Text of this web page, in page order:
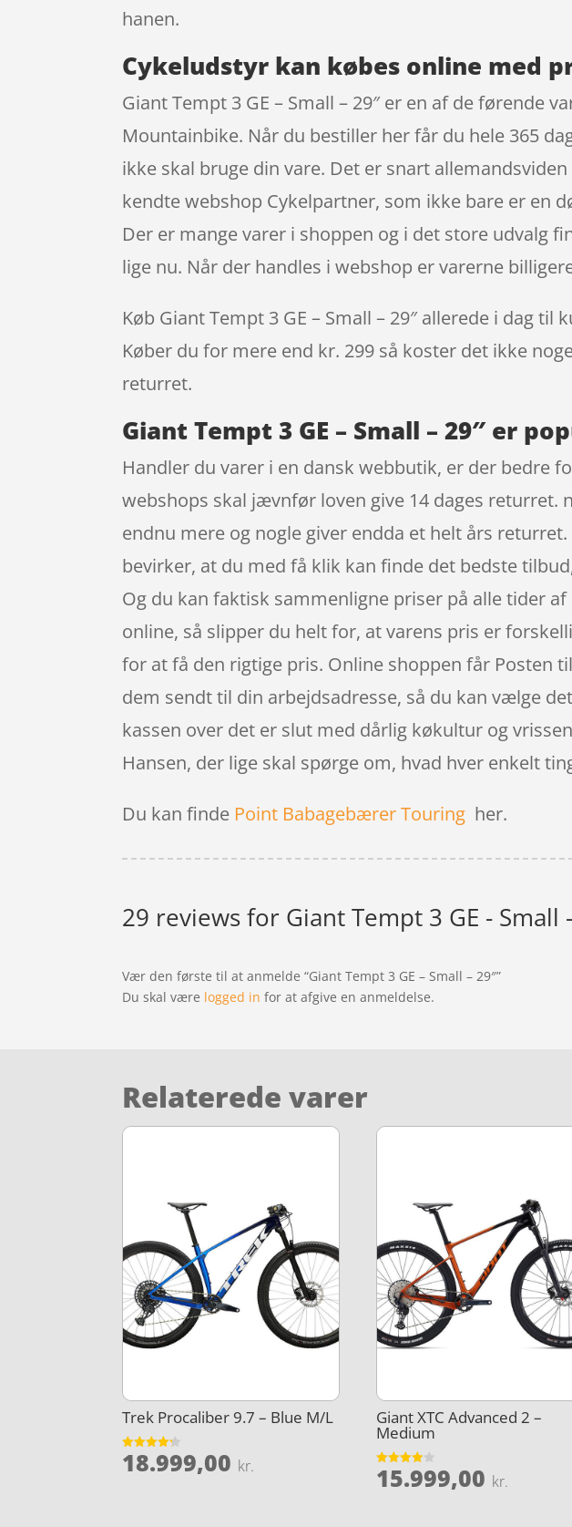
hanen.
Cykeludstyr kan købes online med
Giant Tempt 3 GE – Small – 29″ er en af de førende
Mountainbike. Når du bestiller her får du hele 365
ikke skal bruge din vare. Det er snart
kendte webshop Cykelpartner, som ikke bare er en
Der er mange varer i shoppen og i det store udvalg
lige nu. Når der handles i webshop er varerne
Køb Giant Tempt 3 GE – Small – 29″ allerede i dag
Køber du for mere end kr. 299 så koster det ikke
returret.
Giant Tempt 3 GE – Small – 29″ er
Handler du varer i en dansk webbutik, er der bedre
webshops skal jævnfør loven give 14 dages returret.
endnu mere og nogle giver endda et helt års
bevirker, at du med få klik kan finde det bedste
Og du kan faktisk sammenligne priser på alle tider
online, så slipper du helt for, at varens pris er
for at få den rigtige pris. Online shoppen får Posten
dem sendt til din arbejdsadresse, så du kan vælge
kassen over det er slut med dårlig køkultur og
Hansen, der lige skal spørge om, hvad hver enkelt
Du kan finde Point Babagebærer Touring her.
29 reviews for Giant Tempt 3 GE - Small
Vær den første til at anmelde “Giant Tempt 3 GE – Small – 29″”
Du skal være logged in for at afgive en anmeldelse.
Relaterede varer
Trek Procaliber 9.7 – Blue M/L
Vurderet
18.999,00 kr.
Giant XTC Advanced 2 –
Medium
Vurderet
15.999,00 kr.